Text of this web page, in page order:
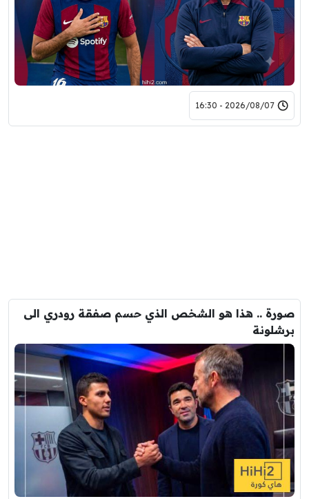
2026/08/07 - 16:30
صورة .. هذا هو الشخص الذي حسم صفقة رودري الى
برشلونة